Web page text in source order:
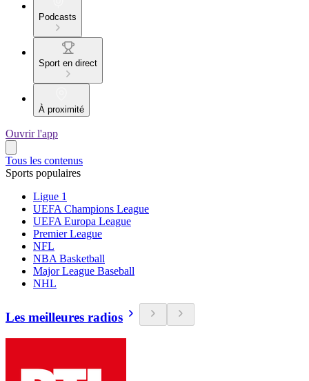
Podcasts
Sport en direct
À proximité
Ouvrir l'app
Tous les contenus
Sports populaires
Ligue 1
UEFA Champions League
UEFA Europa League
Premier League
NFL
NBA Basketball
Major League Baseball
NHL
Les meilleures radios